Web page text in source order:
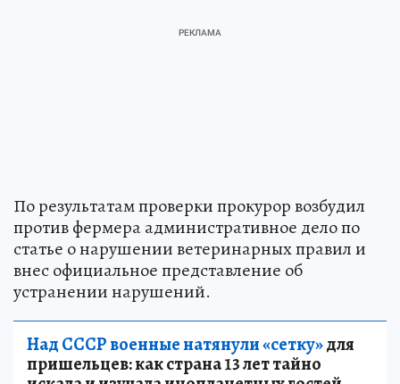
По результатам проверки прокурор возбудил
против фермера административное дело по
статье о нарушении ветеринарных правил и
внес официальное представление об
устранении нарушений.
Над СССР военные натянули «сетку»для
пришельцев: как страна 13 лет тайно